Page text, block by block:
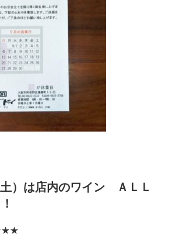
）は店内のワイン ＡＬＬ